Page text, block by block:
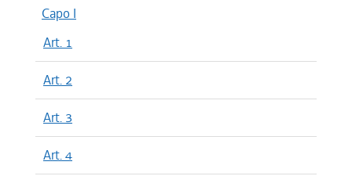
Capo I
Art. 1
Art. 2
Art. 3
Art. 4